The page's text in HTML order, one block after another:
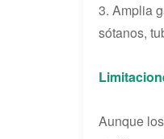
3. Amplia
sótanos,
Aunque